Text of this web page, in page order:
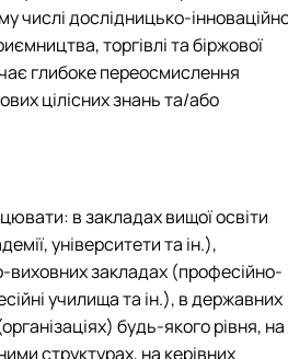
числі дослідницько-
торгівлі та біржової
глибоке переосмислення
цілісних знань та/або
в закладах вищої освіти
університети та ін.),
виховних закладах (професійно-
училища та ін.), в державних
будь-якого рівня, на
структурах, на керівних